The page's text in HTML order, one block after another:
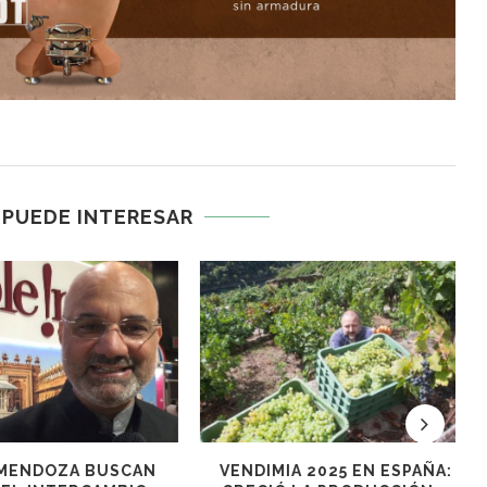
INTERESAR
2025 EN ESPAÑA:
SE PRESENTARON EN POLONIA